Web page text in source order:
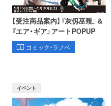
【受注商品案内】『灰仭巫覡』＆
『エア・ギア』アートPOPUP
コミック・ラノベ
イベント